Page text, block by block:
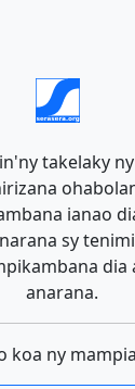
takelaky ny
ianao
sy
anarana.
koa ny